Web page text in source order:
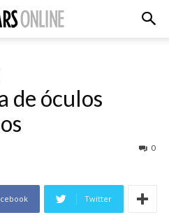
de óculos
0
Twitter